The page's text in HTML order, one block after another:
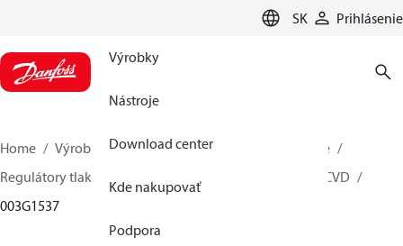
SK Prihlásenie
Výrobky
Nástroje
Download center
Kde nakupovať
Podpora
Home Výrobky
Climate Solutions pre vykurovanie
Regulátory tlaku a prietoku
Pilot control valves
PCVD
003G1537